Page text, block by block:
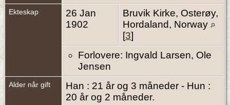
Ekteskap
26 Jan
1902
Bruvik Kirke, Osterøy,
Hordaland, Norway
[3]
Forlovere: Ingvald Larsen, Ole
Jensen
Alder når gift
Han : 21 år og 3 måneder - Hun :
20 år og 2 måneder.